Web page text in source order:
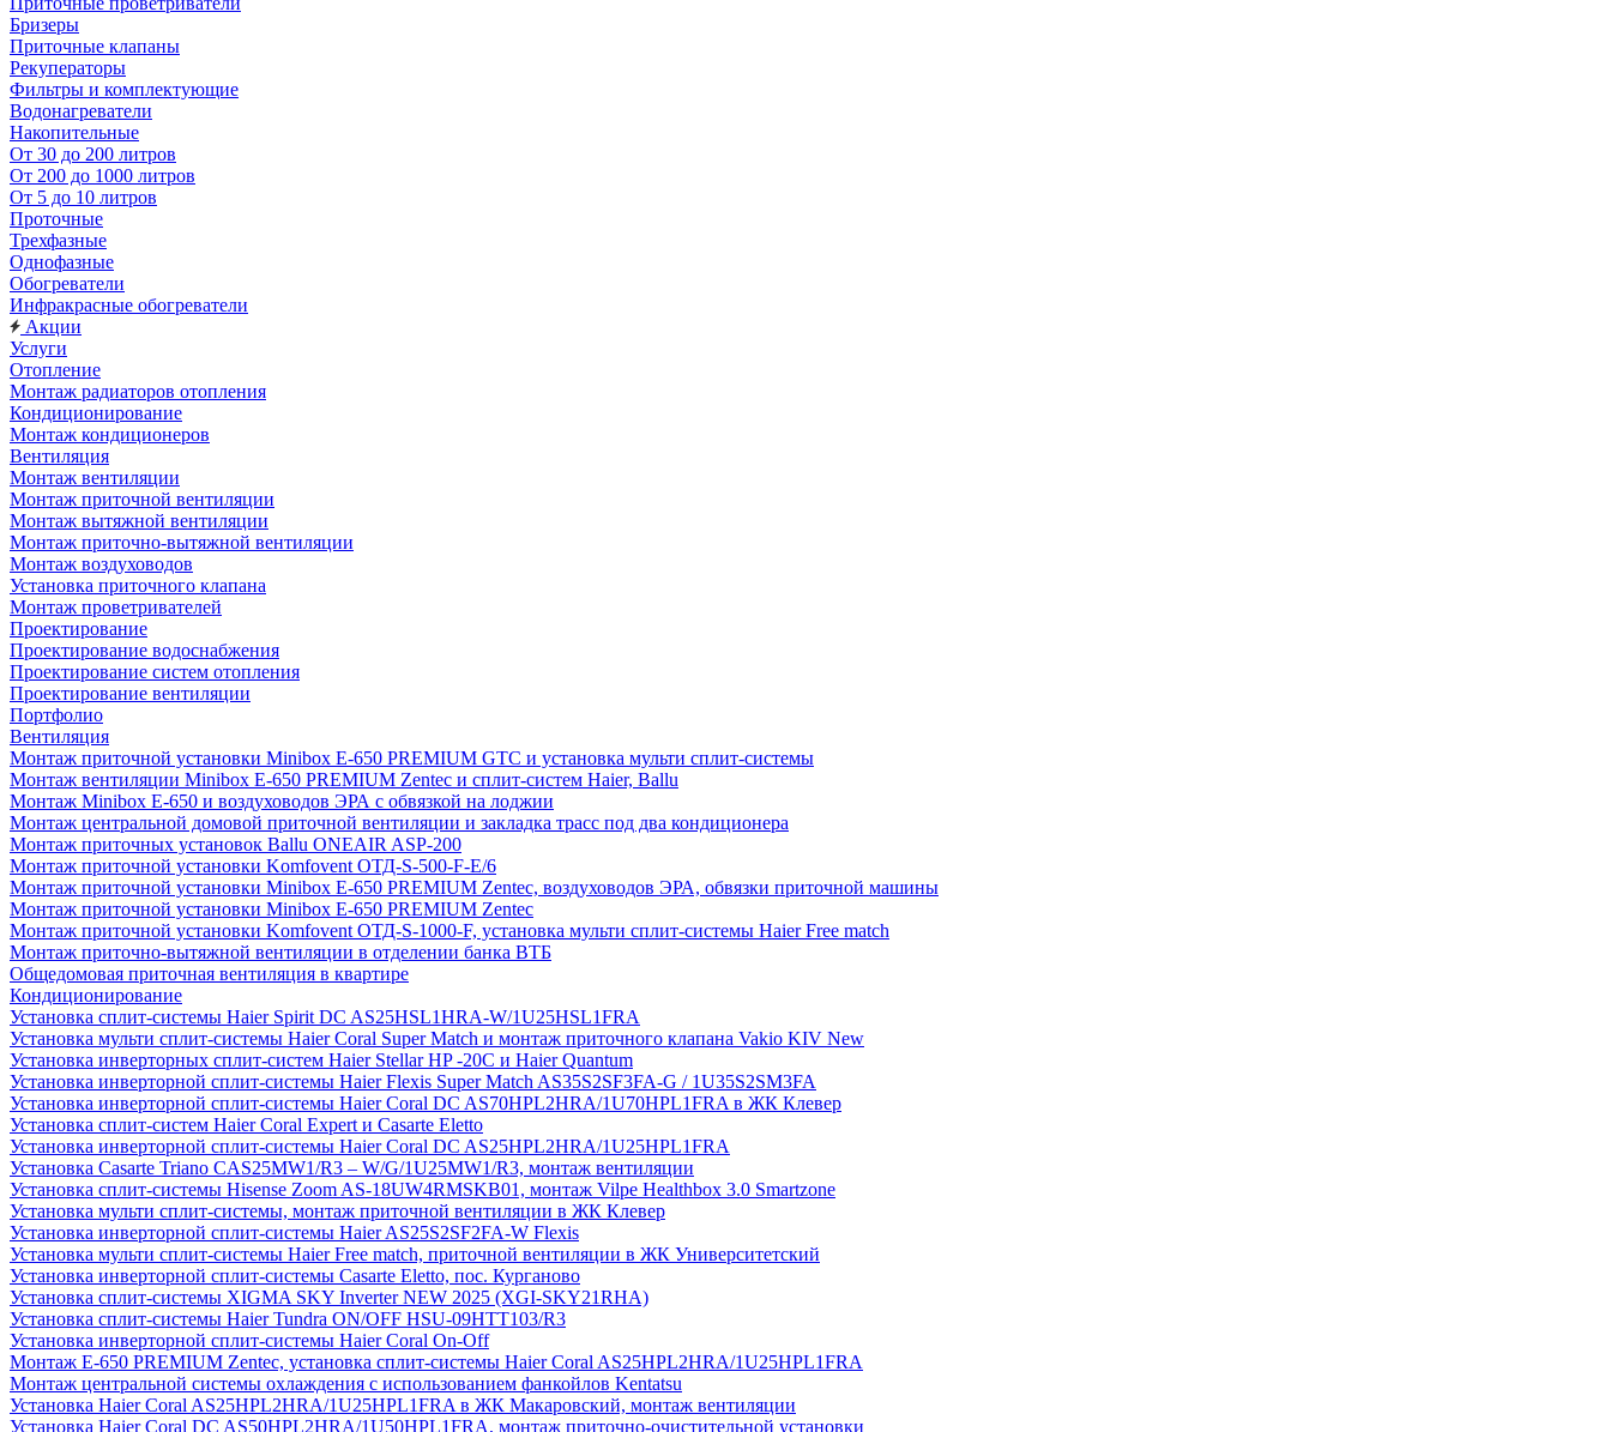
Бризеры
Приточные клапаны
Рекуператоры
Фильтры и комплектующие
Водонагреватели
Накопительные
От 30 до 200 литров
От 200 до 1000 литров
От 5 до 10 литров
Проточные
Трехфазные
Однофазные
Обогреватели
Инфракрасные обогреватели
Акции
Услуги
Отопление
Монтаж радиаторов отопления
Кондиционирование
Монтаж кондиционеров
Вентиляция
Монтаж вентиляции
Монтаж приточной вентиляции
Монтаж вытяжной вентиляции
Монтаж приточно-вытяжной вентиляции
Монтаж воздуховодов
Установка приточного клапана
Монтаж проветривателей
Проектирование
Проектирование водоснабжения
Проектирование систем отопления
Проектирование вентиляции
Портфолио
Вентиляция
Монтаж приточной установки Minibox E-650 PREMIUM GTC и установка мульти сплит-системы
Монтаж вентиляции Minibox E-650 PREMIUM Zentec и сплит-систем Haier, Ballu
Монтаж Minibox E-650 и воздуховодов ЭРА с обвязкой на лоджии
Монтаж центральной домовой приточной вентиляции и закладка трасс под два кондиционера
Монтаж приточных установок Ballu ONEAIR ASP-200
Монтаж приточной установки Komfovent ОТД-S-500-F-E/6
Монтаж приточной установки Minibox E-650 PREMIUM Zentec, воздуховодов ЭРА, обвязки приточной машины
Монтаж приточной установки Minibox E-650 PREMIUM Zentec
Монтаж приточной установки Komfovent ОТД-S-1000-F, установка мульти сплит-системы Haier Free match
Монтаж приточно-вытяжной вентиляции в отделении банка ВТБ
Общедомовая приточная вентиляция в квартире
Кондиционирование
Установка сплит-системы Haier Spirit DC AS25HSL1HRA-W/1U25HSL1FRA
Установка мульти сплит-системы Haier Coral Super Match и монтаж приточного клапана Vakio KIV New
Установка инверторных сплит-систем Haier Stellar HP -20С и Haier Quantum
Установка инверторной сплит-системы Haier Flexis Super Match AS35S2SF3FA-G / 1U35S2SM3FA
Установка инверторной сплит-системы Haier Coral DC AS70HPL2HRA/1U70HPL1FRA в ЖК Клевер
Установка сплит-систем Haier Coral Expert и Casarte Eletto
Установка инверторной сплит-системы Haier Coral DC AS25HPL2HRA/1U25HPL1FRA
Установка Casarte Triano CAS25MW1/R3 – W/G/1U25MW1/R3, монтаж вентиляции
Установка сплит-системы Hisense Zoom AS-18UW4RMSKB01, монтаж Vilpe Healthbox 3.0 Smartzone
Установка мульти сплит-системы, монтаж приточной вентиляции в ЖК Клевер
Установка инверторной сплит-системы Haier AS25S2SF2FA-W Flexis
Установка мульти сплит-системы Haier Free match, приточной вентиляции в ЖК Университетский
Установка инверторной сплит-системы Casarte Eletto, пос. Курганово
Установка сплит-системы XIGMA SKY Inverter NEW 2025 (XGI-SKY21RHA)
Установка сплит-системы Haier Tundra ON/OFF HSU-09HTT103/R3
Установка инверторной сплит-системы Haier Coral On-Off
Монтаж E-650 PREMIUM Zentec, установка сплит-системы Haier Coral AS25HPL2HRA/1U25HPL1FRA
Монтаж центральной системы охлаждения с использованием фанкойлов Kentatsu
Установка Haier Coral AS25HPL2HRA/1U25HPL1FRA в ЖК Макаровский, монтаж вентиляции
Установка Haier Coral DC AS50HPL2HRA/1U50HPL1FRA, монтаж приточно-очистительной установки